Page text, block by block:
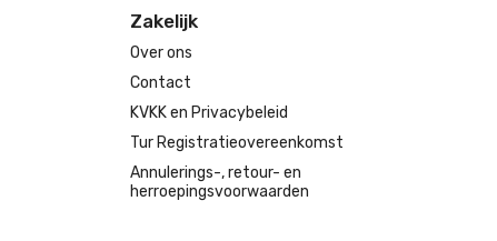
Zakelijk
Over ons
Contact
KVKK en Privacybeleid
Tur Registratieovereenkomst
Annulerings-, retour- en
herroepingsvoorwaarden